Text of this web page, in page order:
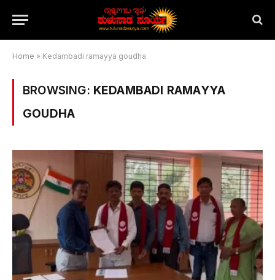
Home » Kedambadi ramayya goudha
BROWSING: KEDAMBADI RAMAYYA
GOUDHA